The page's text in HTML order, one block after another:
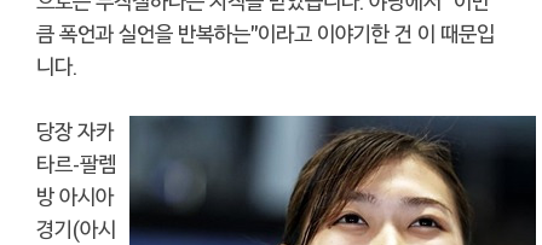
큼 폭언과 실언을 반복하는"이라고 이야기한 건 이 때문입
니다.
당장 자카
타르-팔렘
방 아시아
경기(아시